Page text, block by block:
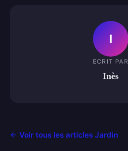
I
ECRIT PAR
Inès
← Voir tous les articles Jardin